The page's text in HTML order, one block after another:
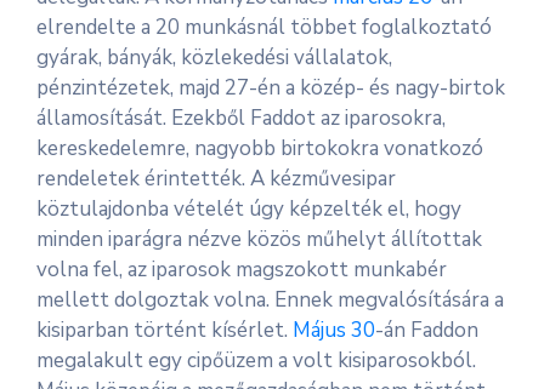
elrendelte a 20 munkásnál többet foglalkoztató
gyárak, bányák, közlekedési vállalatok,
pénzintézetek, majd 27-én a közép- és nagy-birtok
államosítását. Ezekből Faddot az iparosokra,
kereskedelemre, nagyobb birtokokra vonatkozó
rendeletek érintették. A kézművesipar
köztulajdonba vételét úgy képzelték el, hogy
minden iparágra nézve közös műhelyt állítottak
volna fel, az iparosok magszokott munkabér
mellett dolgoztak volna. Ennek megvalósítására a
kisiparban történt kísérlet. Május 30-án Faddon
megalakult egy cipőüzem a volt kisiparosokból.